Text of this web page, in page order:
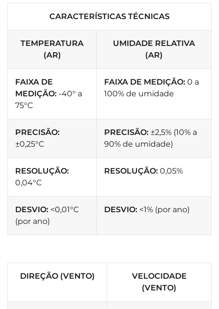
CARACTERÍSTICAS TÉCNICAS
TEMPERATURA
(AR)
UMIDADE RELATIVA
(AR)
FAIXA DE
MEDIÇÃO: -40° a
75°C
FAIXA DE MEDIÇÃO: 0 a
100% de umidade
PRECISÃO:
±0,25°C
PRECISÃO: ±2,5% (10% a
90% de umidade)
RESOLUÇÃO:
0,04°C
RESOLUÇÃO: 0,05%
DESVIO: <0,01°C
(por ano)
DESVIO: <1% (por ano)
DIREÇÃO (VENTO)
VELOCIDADE
(VENTO)